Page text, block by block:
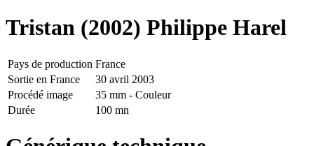
Tristan (2002) Philippe Harel
Pays de production France
Sortie en France
30 avril 2003
Procédé image
35 mm - Couleur
Durée
100 mn